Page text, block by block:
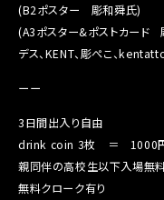
(B2ポスター 彫和舜氏)
(A3ポスター&ポストカード
デス、KENT、彫ぺこ、
ーー
3日間出入り自由
drink coin 3枚 ＝ 1000
親同伴の高校生以下入場無
無料クローク有り